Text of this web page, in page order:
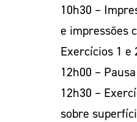
10h30 –
e impressões
Exercícios 1 e
12h00 –
12h30 –
sobre